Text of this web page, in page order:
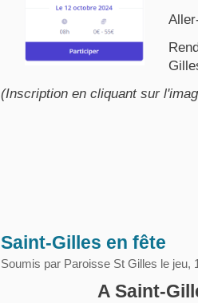
(Inscription en cliquant sur
Saint-Gilles en fête
Soumis par Paroisse St Gilles le jeu,
A Saint-